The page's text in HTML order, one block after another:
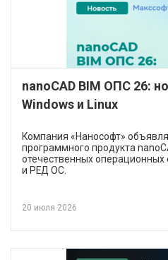
nanoCAD BIM ОПС 26:
Windows и Linux
Компания «Нанософт»
программного продукта
отечественных операционных
и РЕД ОС.
20 июля 2026